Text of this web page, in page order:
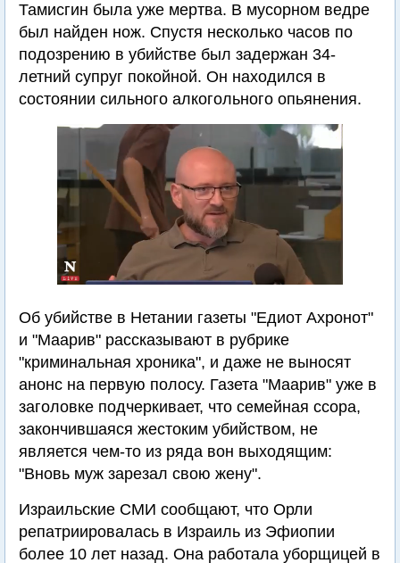
Тамисгин была уже мертва. В мусорном ведре
был найден нож. Спустя несколько часов по
подозрению в убийстве был задержан 34-
летний супруг покойной. Он находился в
состоянии сильного алкогольного опьянения.
Об убийстве в Нетании газеты "Едиот Ахронот"
и "Маарив" рассказывают в рубрике
"криминальная хроника", и даже не выносят
анонс на первую полосу. Газета "Маарив" уже в
заголовке подчеркивает, что семейная ссора,
закончившаяся жестоким убийством, не
является чем-то из ряда вон выходящим:
"Вновь муж зарезал свою жену".
Израильские СМИ сообщают, что Орли
репатриировалась в Израиль из Эфиопии
более 10 лет назад. Она работала уборщицей в